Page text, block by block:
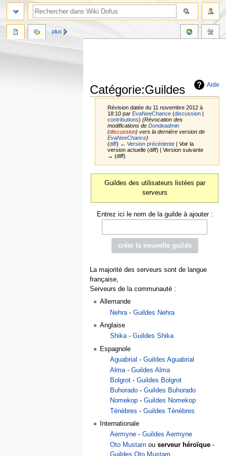
Aide
Catégorie:Guildes
Révision datée du 11 novembre 2012 à
18:10 parEvaNeeChance (discussion |
contributions) (Révocation des
modifications deDondeadmin
(discussion) vers la dernière version de
EvaNeeChance)
(diff) ← Version précédente | Voir la
version actuelle (diff) | Version suivante
→ (diff)
Guildes des utilisateurs listées par
serveurs
Entrez ici le nom de la guilde à ajouter :
La majorité des serveurs sont de langue
française,
Serveurs de la communauté :
Allemande
Nehra -Guildes Nehra
Anglaise
Shika-Guildes Shika
Espagnole
Aguabrial -Guildes Aguabrial
Alma -Guildes Alma
Bolgrot -Guildes Bolgrot
Buhorado -Guildes Buhorado
Nomekop -Guildes Nomekop
Ténèbres -Guildes Ténèbres
Internationale
Aermyne -Guildes Aermyne
Oto Mustam ouserveur héroïque -
Guildes Oto Mustam
plus